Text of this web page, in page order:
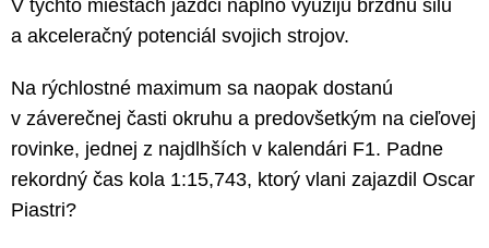
V týchto miestach jazdci naplno využijú brzdnú silu
a akceleračný potenciál svojich strojov.
Na rýchlostné maximum sa naopak dostanú
v záverečnej časti okruhu a predovšetkým na cieľovej
rovinke, jednej z najdlhších v kalendári F1. Padne
rekordný čas kola 1:15,743, ktorý vlani zajazdil Oscar
Piastri?